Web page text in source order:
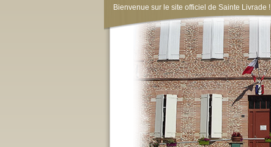
Bienvenue sur le site officiel de Sainte Livrade !